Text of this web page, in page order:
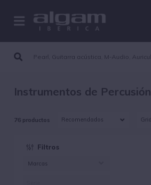
Instrumentos de Percusión
76 productos
Filtros
Marcas